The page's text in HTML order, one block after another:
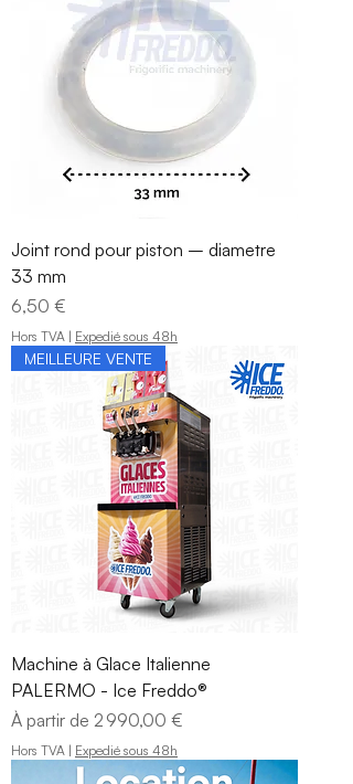
Joint rond pour piston – diametre
33 mm
Prix
6,50 €
Hors TVA | Expedié sous 48h
MEILLEURE VENTE
Machine à Glace Italienne
PALERMO - Ice Freddo®
À partir de 2 990,00 €
Prix promotionnel
Hors TVA | Expedié sous 48h